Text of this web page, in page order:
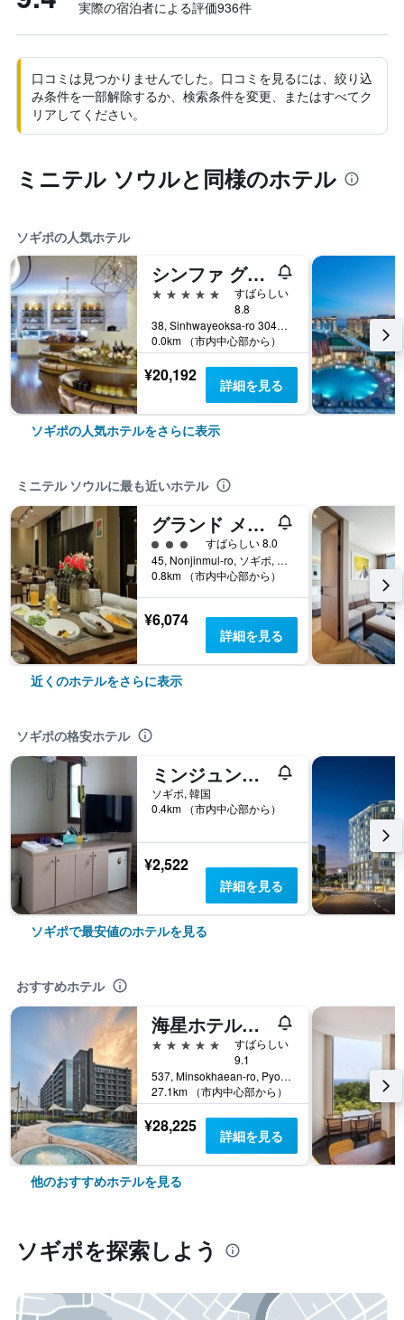
実際の宿泊者による評価936​件
口コミは見つかりませんでした。口コミを見るには、絞り込
み条件を一部解除するか、検索条件を変更、またはすべてク
リアしてください。
ミニテル ソウルと同様のホテル
ソギポの人気ホテル
シンファ グァン チェジュ シンファ ワールド ホテル アンド リゾート
5つ星
すばらしい
8.8
38, Sinhwayeoksa-ro 304Beon-Gil, ソギポ, 韓国
0.0km （市内中心部から）
¥20,192 詳細を見る
ソギポの人気ホテルをさらに表示
ミニテル ソウルに最も近いホテル
グランド メール ホテル チェジュ
3​クラス評価すばらしい 8.0
45, Nonjinmul-ro, ソギポ, 韓国
0.8km （市内中心部から）
¥6,074
詳細を見る
近くのホテルをさらに表示
ソギポの格安ホテル
ミンジュンガク
ソギポ, 韓国
0.4km （市内中心部から）
¥2,522
詳細を見る
ソギポで最安値のホテルを見る
おすすめホテル
海星ホテル＆リゾート済州
5つ星
すばらしい
9.1
537, Minsokhaean-ro, Pyoseon-Myeon, ソギポ, 韓国
27.1km （市内中心部から）
¥28,225 詳細を見る
他のおすすめホテルを見る
ソギポ​を探索しよう